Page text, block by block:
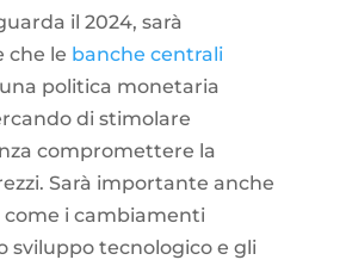
il 2024, sarà
che le banche centrali
politica monetaria
di stimolare
compromettere la
Sarà importante anche
i cambiamenti
sviluppo tecnologico e gli